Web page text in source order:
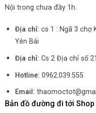
Nội trong chưa đầy 1h.
Địa chỉ: cs 1 : Ngã 3 chợ
Yên Bái
Địa chỉ: Cs 2 Địa chỉ số
Hotline: 0962.039.555
Email:
Bản đồ đường đi tới Shop